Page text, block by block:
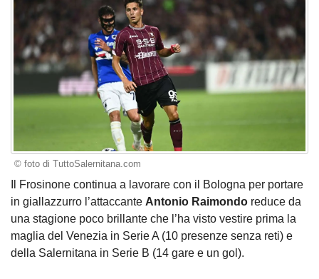
© foto di TuttoSalernitana.com
Il Frosinone continua a lavorare con il Bologna per portare
in giallazzurro l’attaccante Antonio Raimondo reduce da
una stagione poco brillante che l’ha visto vestire prima la
maglia del Venezia in Serie A (10 presenze senza reti) e
della Salernitana in Serie B (14 gare e un gol).